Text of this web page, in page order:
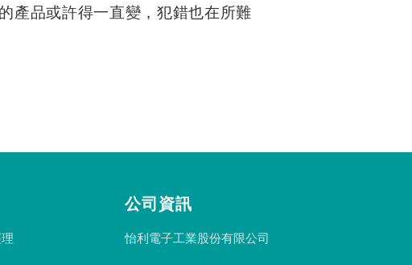
產品或許得一直變，犯錯也在所難
公司資訊
怡利電子工業股份有限公司